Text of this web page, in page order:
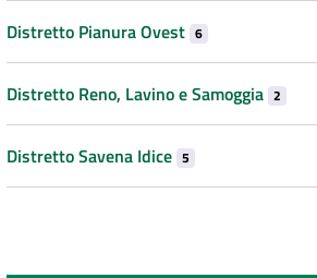
Distretto Pianura Ovest 6
Distretto Reno, Lavino e Samoggia 2
Distretto Savena Idice 5